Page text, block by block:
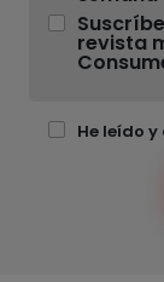
revista
He leído